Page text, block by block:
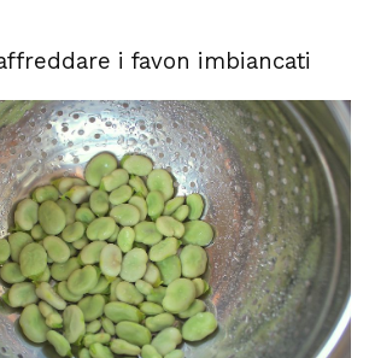
i favon imbiancati